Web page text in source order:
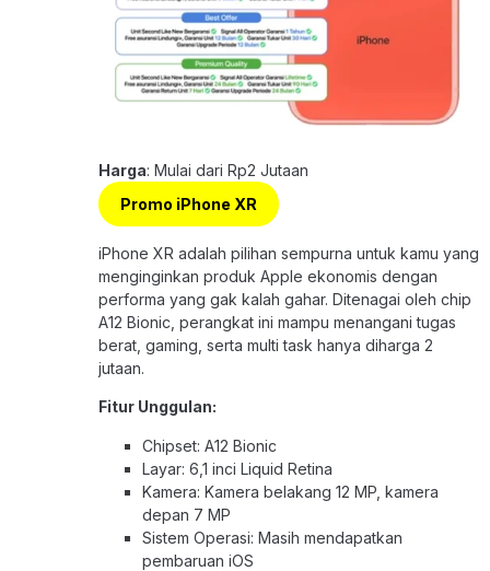
Harga: Mulai dari Rp2 Jutaan
Promo iPhone XR
iPhone XR adalah pilihan sempurna untuk kamu yang
menginginkan produk Apple ekonomis dengan
performa yang gak kalah gahar. Ditenagai oleh chip
A12 Bionic, perangkat ini mampu menangani tugas
berat, gaming, serta multi task hanya diharga 2
jutaan.
Fitur Unggulan:
Chipset: A12 Bionic
Layar: 6,1 inci Liquid Retina
Kamera: Kamera belakang 12 MP, kamera
depan 7 MP
Sistem Operasi: Masih mendapatkan
pembaruan iOS